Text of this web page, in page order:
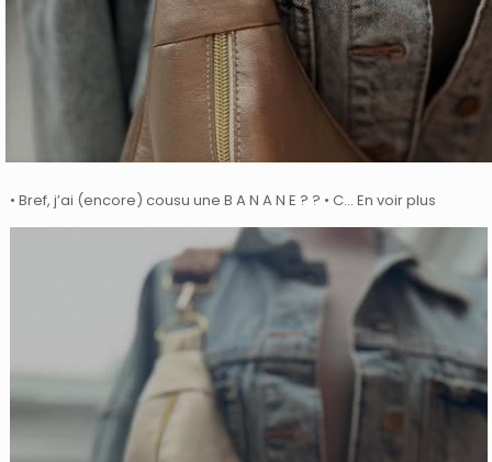
• Bref, j’ai (encore) cousu une B A N A N E ? ? • C… En voir plus